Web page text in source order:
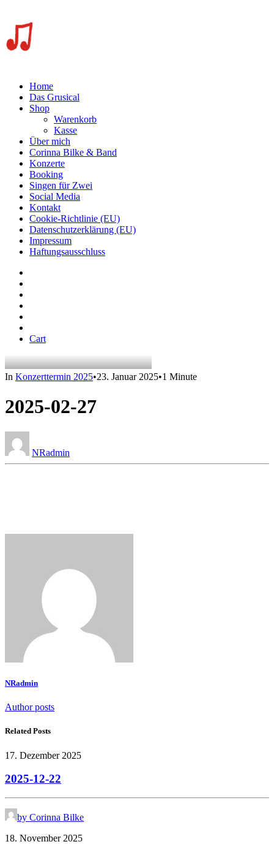
Home
Das Grusical
Shop
Warenkorb
Kasse
Über mich
Corinna Bilke & Band
Konzerte
Booking
Singen für Zwei
Social Media
Kontakt
Cookie-Richtlinie (EU)
Datenschutzerklärung (EU)
Impressum
Haftungsausschluss
Cart
In Konzerttermin 2025•23. Januar 2025•1 Minute
2025-02-27
NRadmin
NRadmin
Author posts
Related Posts
17. Dezember 2025
2025-12-22
by Corinna Bilke
18. November 2025